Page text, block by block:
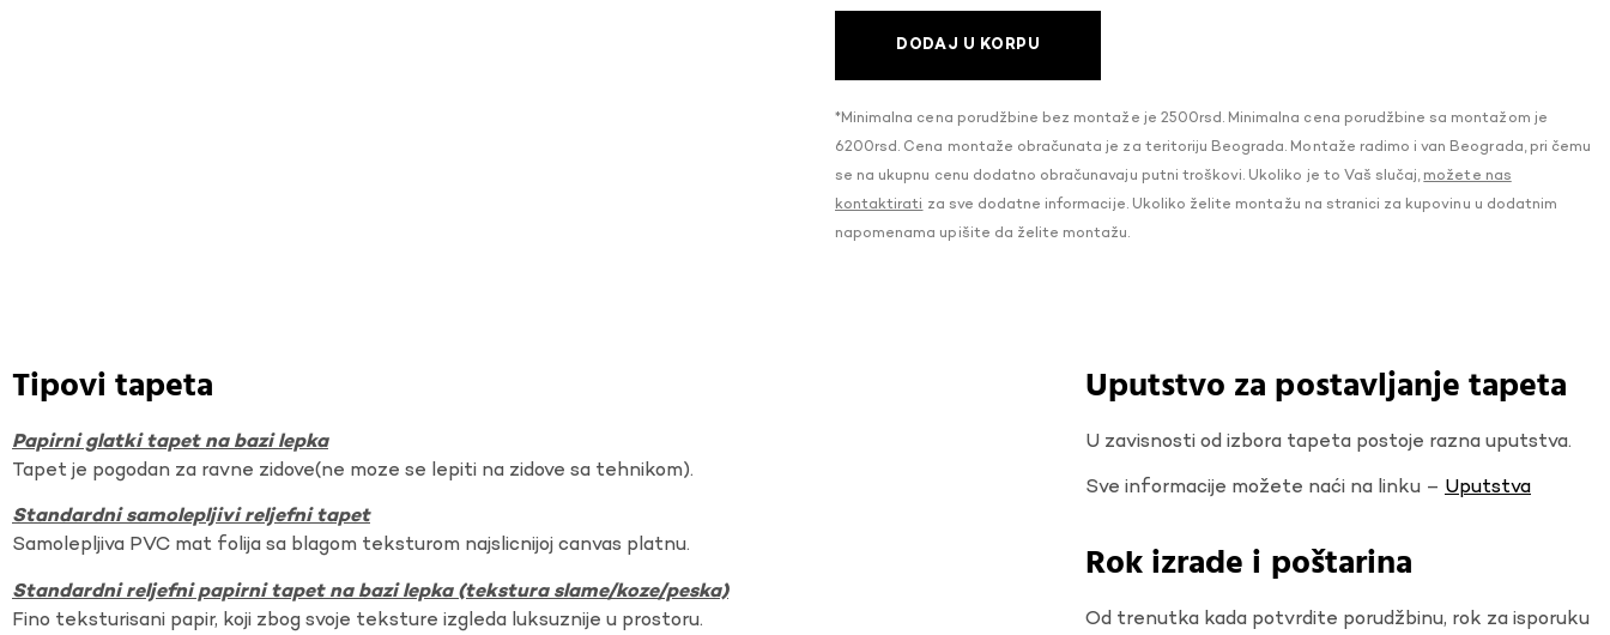
DODAJ U KORPU
*Minimalna cena porudžbine bez montaže je 2500rsd. Minimalna cena porudžbine sa montažom je
6200rsd. Cena montaže obračunata je za teritoriju Beograda. Montaže radimo i van Beograda, pri čemu
se na ukupnu cenu dodatno obračunavaju putni troškovi. Ukoliko je to Vaš slučaj, možete nas
kontaktirati za sve dodatne informacije. Ukoliko želite montažu na stranici za kupovinu u dodatnim
napomenama upišite da želite montažu.
Tipovi tapeta
Papirni glatki tapet na bazi lepka
Tapet je pogodan za ravne zidove(ne moze se lepiti na zidove sa tehnikom).
Standardni samolepljivi reljefni tapet
Samolepljiva PVC mat folija sa blagom teksturom najslicnijoj canvas platnu.
Standardni reljefni papirni tapet na bazi lepka (tekstura slame/koze/peska)
Fino teksturisani papir, koji zbog svoje teksture izgleda luksuznije u prostoru.
Uputstvo za postavljanje tapeta
U zavisnosti od izbora tapeta postoje razna uputstva.
Sve informacije možete naći na linku – Uputstva
Rok izrade i poštarina
Od trenutka kada potvrdite porudžbinu, rok za isporuku